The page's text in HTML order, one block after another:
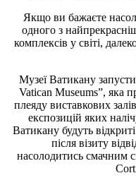
Якщо ви бажаєте
одного з
комплексів у світі,
Музеї Ватикану
Vatican Museums”, яка
плеяду виставкових
експозицій яких
Ватикану будуть
після візиту
насолодитись смачним